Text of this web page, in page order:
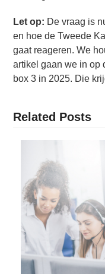
Let op: De vraag is
en hoe de Tweede
gaat reageren. We
artikel gaan we in op
box 3 in 2025. Die
Related Posts